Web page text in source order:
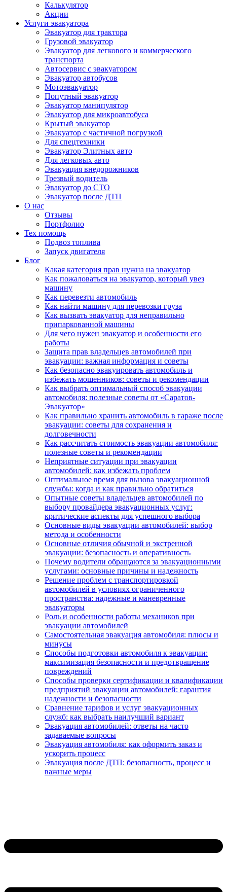
Калькулятор
Акции
Услуги эвакуатора
Эвакуатор для трактора
Грузовой эвакуатор
Эвакуатор для легкового и коммерческого
транспорта
Автосервис с эвакуатором
Эвакуатор автобусов
Мотоэвакуатор
Попутный эвакуатор
Эвакуатор манипулятор
Эвакуатор для микроавтобуса
Крытый эвакуатор
Эвакуатор с частичной погрузкой
Для спецтехники
Эвакуатор Элитных авто
Для легковых авто
Эвакуация внедорожников
Трезвый водитель
Эвакуатор до СТО
Эвакуатор после ДТП
О нас
Отзывы
Портфолио
Тех помощь
Подвоз топлива
Запуск двигателя
Блог
Какая категория прав нужна на эвакуатор
Как пожаловаться на эвакуатор, который увез
машину
Как перевезти автомобиль
Как найти машину для перевозки груза
Как вызвать эвакуатор для неправильно
припаркованной машины
Для чего нужен эвакуатор и особенности его
работы
Защита прав владельцев автомобилей при
эвакуации: важная информация и советы
Как безопасно эвакуировать автомобиль и
избежать мошенников: советы и рекомендации
Как выбрать оптимальный способ эвакуации
автомобиля: полезные советы от «Саратов-
Эвакуатор»
Как правильно хранить автомобиль в гараже после
эвакуации: советы для сохранения и
долговечности
Как рассчитать стоимость эвакуации автомобиля:
полезные советы и рекомендации
Неприятные ситуации при эвакуации
автомобилей: как избежать проблем
Оптимальное время для вызова эвакуационной
службы: когда и как правильно обратиться
Опытные советы владельцев автомобилей по
выбору провайдера эвакуационных услуг:
критические аспекты для успешного выбора
Основные виды эвакуации автомобилей: выбор
метода и особенности
Основные отличия обычной и экстренной
эвакуации: безопасность и оперативность
Почему водители обращаются за эвакуационными
услугами: основные причины и надежность
Решение проблем с транспортировкой
автомобилей в условиях ограниченного
пространства: надежные и маневренные
эвакуаторы
Роль и особенности работы механиков при
эвакуации автомобилей
Самостоятельная эвакуация автомобиля: плюсы и
минусы
Способы подготовки автомобиля к эвакуации:
максимизация безопасности и предотвращение
повреждений
Способы проверки сертификации и квалификации
предприятий эвакуации автомобилей: гарантия
надежности и безопасности
Сравнение тарифов и услуг эвакуационных
служб: как выбрать наилучший вариант
Эвакуация автомобилей: ответы на часто
задаваемые вопросы
Эвакуация автомобиля: как оформить заказ и
ускорить процесс
Эвакуация после ДТП: безопасность, процесс и
важные меры